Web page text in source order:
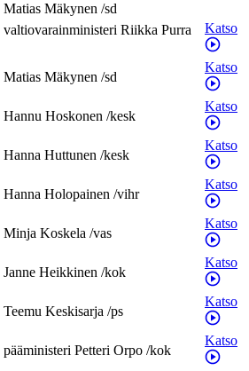
Matias Mäkynen /sd
valtiovarainministeri Riikka Purra
Katso
Matias Mäkynen /sd
Katso
Hannu Hoskonen /kesk
Katso
Hanna Huttunen /kesk
Katso
Hanna Holopainen /vihr
Katso
Minja Koskela /vas
Katso
Janne Heikkinen /kok
Katso
Teemu Keskisarja /ps
Katso
pääministeri Petteri Orpo /kok
Katso